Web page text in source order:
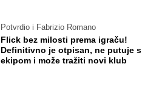
Potvrdio i Fabrizio Romano
Flick bez milosti prema igraču!
Definitivno je otpisan, ne putuje s
ekipom i može tražiti novi klub